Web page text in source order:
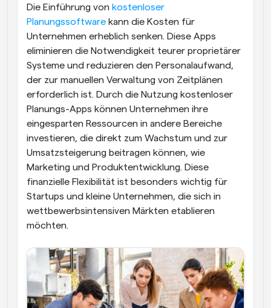
Die Einführung von kostenloser
Planungssoftware kann die Kosten für
Unternehmen erheblich senken. Diese Apps
eliminieren die Notwendigkeit teurer proprietärer
Systeme und reduzieren den Personalaufwand,
der zur manuellen Verwaltung von Zeitplänen
erforderlich ist. Durch die Nutzung kostenloser
Planungs-Apps können Unternehmen ihre
eingesparten Ressourcen in andere Bereiche
investieren, die direkt zum Wachstum und zur
Umsatzsteigerung beitragen können, wie
Marketing und Produktentwicklung. Diese
finanzielle Flexibilität ist besonders wichtig für
Startups und kleine Unternehmen, die sich in
wettbewerbsintensiven Märkten etablieren
möchten.